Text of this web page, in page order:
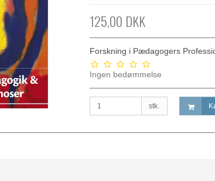
125,00 DKK
Forskning i Pædagogers
Ingen bedømmelse
stk.